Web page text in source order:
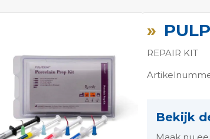
REPAIR KIT
Bekijk
Maak nu